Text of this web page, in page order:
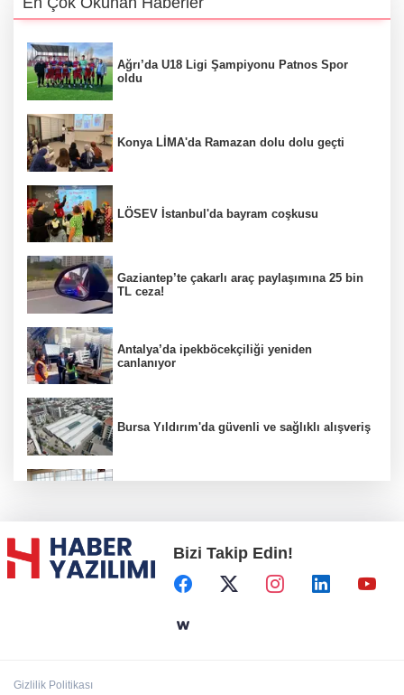
Ağrı’da U18 Ligi Şampiyonu Patnos Spor
oldu
Konya LİMA'da Ramazan dolu dolu geçti
LÖSEV İstanbul'da bayram coşkusu
Gaziantep’te çakarlı araç paylaşımına 25 bin
TL ceza!
Antalya’da ipekböcekçiliği yeniden
canlanıyor
Bursa Yıldırım'da güvenli ve sağlıklı alışveriş
Başkent'in göletlerinde temizlik ve bakım
sürüyor
Bizi Takip Edin!
Gizlilik Politikası